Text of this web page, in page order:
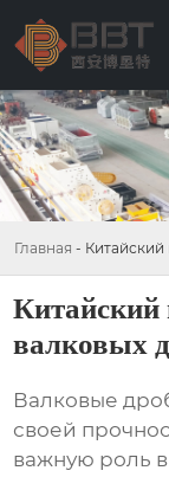
Главная -
Китайский
валковых
Валковые
своей
важную роль